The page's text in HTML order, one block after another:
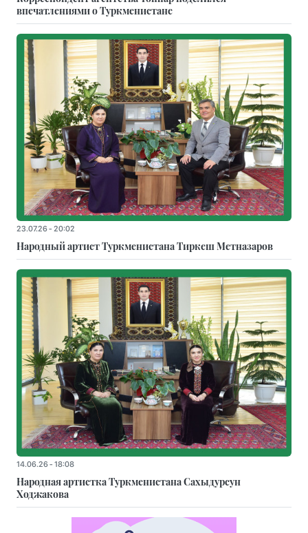
впечатлениями о Туркменистане
23.07.26 - 20:02
Народный артист Туркменистана Тиркеш Мeтназаров
14.06.26 - 18:08
Народная артистка Туркменистана Сахыдурсун
Ходжакова